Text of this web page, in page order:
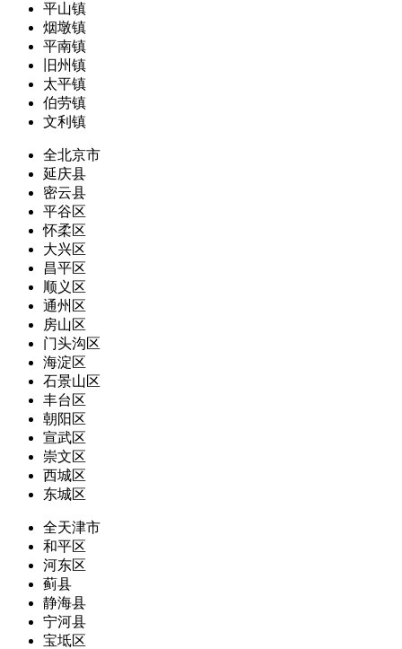
平山镇
烟墩镇
平南镇
旧州镇
太平镇
伯劳镇
文利镇
全北京市
延庆县
密云县
平谷区
怀柔区
大兴区
昌平区
顺义区
通州区
房山区
门头沟区
海淀区
石景山区
丰台区
朝阳区
宣武区
崇文区
西城区
东城区
全天津市
和平区
河东区
蓟县
静海县
宁河县
宝坻区